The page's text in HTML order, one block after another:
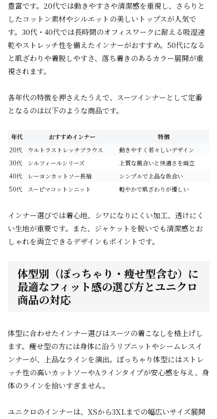
豊富です。20代では動きやすさや清潔感を重視し、さらりと
したコットン素材やシルエットの美しいトップスが人気で
す。30代・40代では長時間のオフィスワークに耐える吸湿速
乾やストレッチ性を備えたインナーがおすすめ。50代になる
と肌ざわりや着脱しやすさ、落ち着きのあるカラー展開が重
視されます。
各年代の特徴を押さえたうえで、スーツインナーとして定番
となるのは以下のような商品です。
年代 おすすめインナー
特徴
20代
ウルトラストレッチブラウス
動きやすく若々しいデザイン
30代
シルフィールシリーズ
上質な風合いと快適さを両立
40代
レーヨンカットソー長袖
シンプルで上品な色合い
50代
スーピマコットンニット 軽やかで肌ざわりが優しい
インナー選びでは着心地、シワになりにくい加工、透けにく
い生地が重要です。また、ジャケットを脱いでも清潔感とお
しゃれを両立できるデザインもポイントです。
体型別（ぽっちゃり・痩せ型含む）に
最適なフィット感の選び方とユニクロ
商品の対応
体型に合わせたインナー選びはスーツの着こなしを格上げし
ます。痩せ型の方には身体に沿うリブニットやシームレスイ
ンナーが、上品なラインを演出。ぽっちゃり体型にはストレ
ッチ性の高いカットソーやAラインタイプが安心感を与え、身
体のラインを拾いすぎません。
ユニクロのインナーは、XSから3XLまでの幅広いサイズ展開